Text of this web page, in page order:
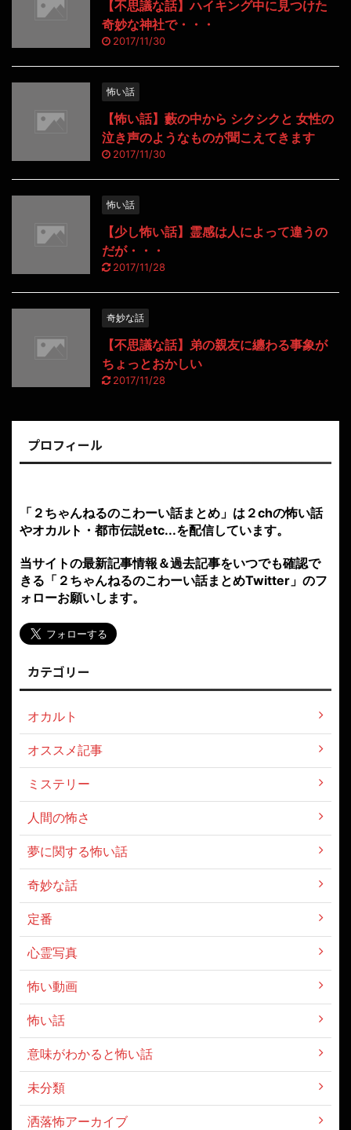
【不思議な話】ハイキング中に見つけた
奇妙な神社で・・・
2017/11/30
怖い話
【怖い話】藪の中から シクシクと 女性の
泣き声のようなものが聞こえてきます
2017/11/30
怖い話
【少し怖い話】霊感は人によって違うの
だが・・・
2017/11/28
奇妙な話
【不思議な話】弟の親友に纏わる事象が
ちょっとおかしい
2017/11/28
プロフィール
「２ちゃんねるのこわーい話まとめ」は２chの怖い話
やオカルト・都市伝説etc...を配信しています。
当サイトの最新記事情報＆過去記事をいつでも確認で
きる「２ちゃんねるのこわーい話まとめTwitter」のフ
ォローお願いします。
カテゴリー
オカルト
オススメ記事
ミステリー
人間の怖さ
夢に関する怖い話
奇妙な話
定番
心霊写真
怖い動画
怖い話
意味がわかると怖い話
未分類
洒落怖アーカイブ